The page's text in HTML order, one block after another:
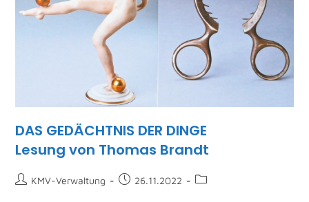
DAS GEDÄCHTNIS DER DINGE
Lesung von Thomas Brandt
KMV-Verwaltung 26.11.2022